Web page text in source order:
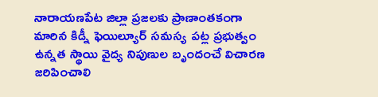
నారాయణపేట జిల్లా ప్రజలకు ప్రాణాంతకంగా
మారిన కిడ్నీ ఫెయిల్యూర్ సమస్య పట్ల ప్రభుత్వం
ఉన్నత స్థాయి వైద్య నిపుణుల బృందంచే విచారణ
జరిపించాలి